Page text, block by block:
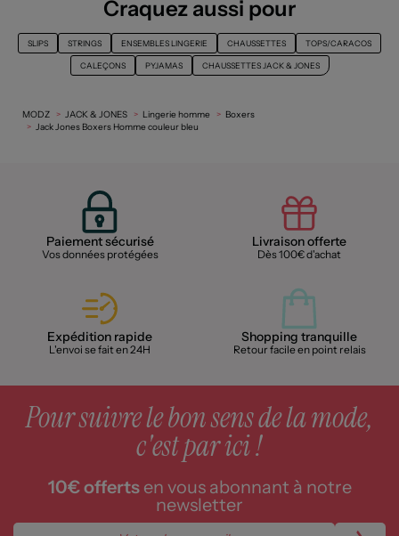
Craquez aussi pour
SLIPS STRINGS ENSEMBLES LINGERIE CHAUSSETTES TOPS/CARACOS
CALEÇONS PYJAMAS CHAUSSETTES JACK & JONES
MODZ JACK & JONES Lingerie homme
Boxers
Jack Jones Boxers Homme couleur bleu
Paiement sécurisé
Vos données protégées
Livraison offerte
Dès 100€ d'achat
Expédition rapide
L'envoi se fait en 24H
Shopping tranquille
Retour facile en point relais
Pour suivre le bon sens de la mode,
c'est par ici !
10€ offertsen vous abonnant à notre
newsletter